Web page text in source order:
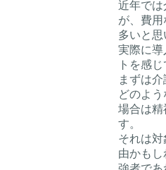
近年で
が、費
多いと
実際に
トを感
まずは
どのよ
場合は
す。
それは
由かも